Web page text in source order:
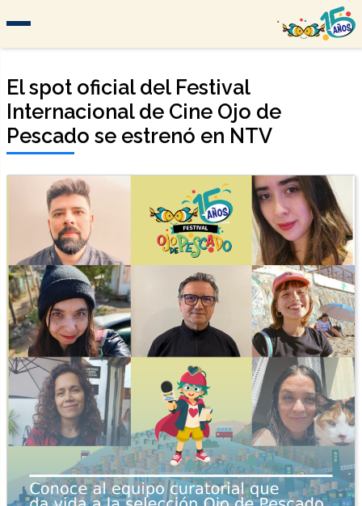
El spot oficial del Festival
Internacional de Cine Ojo de
Pescado se estrenó en NTV